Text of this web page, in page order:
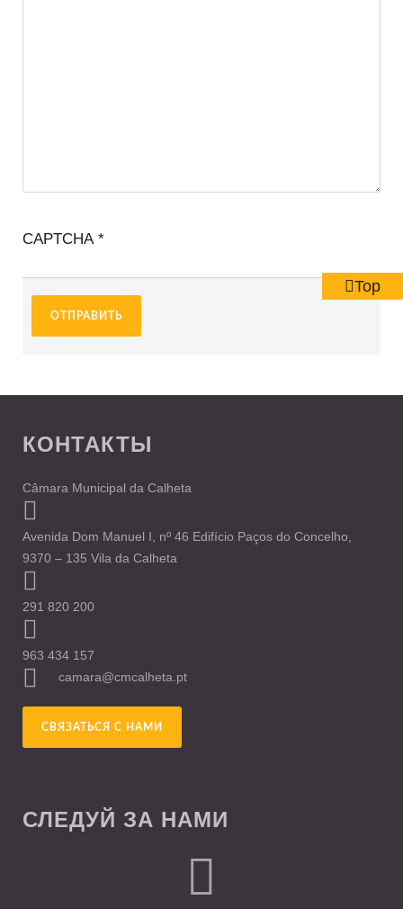
CAPTCHA*
ОТПРАВИТЬ
КОНТАКТЫ
Câmara Municipal da Calheta
Avenida Dom Manuel I, nº 46 Edifício Paços do Concelho,
9370 – 135 Vila da Calheta
291 820 200
963 434 157
camara@cmcalheta.pt
СВЯЗАТЬСЯ С НАМИ
СЛЕДУЙ ЗА НАМИ
Top